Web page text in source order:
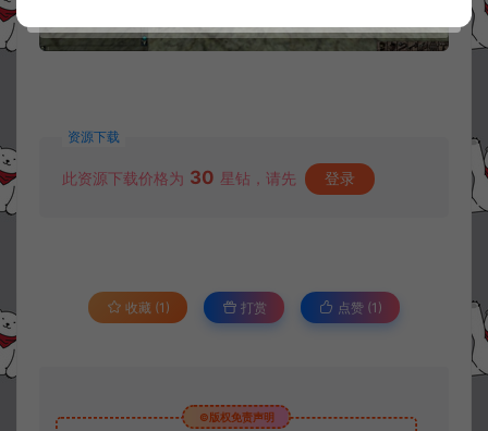
资源下载
此资源下载价格为 30 星钻，请先 登录
收藏 (1) 打赏 点赞 (1 )
©版权免责声明